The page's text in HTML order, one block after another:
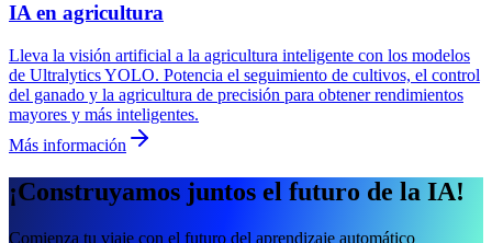
IA en agricultura
Lleva la visión artificial a la agricultura inteligente con los modelos
de Ultralytics YOLO. Potencia el seguimiento de cultivos, el control
del ganado y la agricultura de precisión para obtener rendimientos
mayores y más inteligentes.
Más información
¡Construyamos juntos el futuro de la IA!
Comienza tu viaje con el futuro del aprendizaje automático